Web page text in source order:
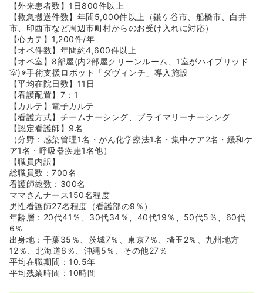
≪福利厚生充実≫
■奨学金制度あり！高看支援や認定看護師の支援などグル
ープ病院ならではの支援が受けられます！資格取得後、通
学期間勤務することで、返済の必要もありません！看護師
としてステップアップしたい方、向学心のある方にはお勧
めです！
■診療費補助制度あり！グループ病院・施設において月々
の保健診療費の自己負担が3,000円を超えた場合に、超過
額をすべて負担してくれるため安心です！外来・入院に関
わらず支給してくださり、職員本人だけでなく、ご家族の
方も対象なので非常に助かります！
■人間ドック補助制度あり！35歳以上の看護師は人間ドッ
クを無料で受けられ、家族に関しても10,000円の費用で受
けられます！
【外来患者数】1日800件以上
【救急搬送件数】年間5,000件以上（鎌ケ谷市、船橋市、白井
市、印西市など周辺市町村からのお受け入れに対応）
【心カテ】1,200件/年
【オペ件数】年間約4,600件以上
【オペ室】8部屋(内2部屋クリーンルーム、1室がハイブリッド
室)※手術支援ロボット「ダヴィンチ」導入施設
【平均在院日数】11日
【看護配置】7：1
【カルテ】電子カルテ
【看護方式】チームナーシング、プライマリーナーシング
【認定看護師】9名
（分野：感染管理1名・がん化学療法1名・集中ケア2名・緩和ケ
ア1名・呼吸器疾患1名他）
【職員内訳】
総職員数：700名
看護師総数：300名
ママさんナース150名程度
男性看護師27名程度（看護部の9％）
年齢層：20代41％、30代34％、40代19％、50代5％、60代
6％
出身地：千葉35％、茨城7％、東京7％、埼玉2％、九州地方
12％、北海道6％、沖縄5％、その他27％
平均在職期間：10.5年
平均残業時間：10時間